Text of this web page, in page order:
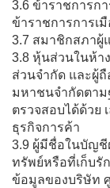
3.6 ข้าราชการก
ข้าราชการการเ
3.7 สมาชิกสภา
3.8 หุ้นส่วนในห้า
ส่วนจำกัด และผู้
มหาชนจำกัดตา
ตรวจสอบได้ด้วย
ธุรกิจการค้า
3.9 ผู้มีชื่อในบัญชี
ทรัพย์หรือที่เก็บรั
ข้อมูลของบริษัท